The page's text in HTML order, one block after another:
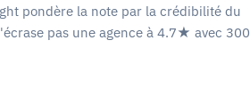
pondère la note par la crédibilité du
pas une agence à 4.7★ avec 300